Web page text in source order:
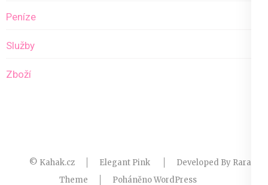
Peníze
Služby
Zboží
© Kahak.cz Elegant Pink Developed By Rara
Theme
PoháněnoWordPress